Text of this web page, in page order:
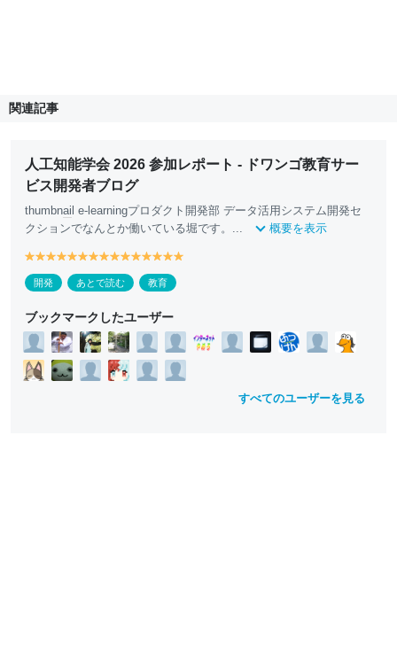
関連記事
人工知能学会 2026 参加レポート - ドワンゴ教育サー
ビス開発者ブログ
thumbnai l e-learningプロダクト開発部 データ活用システム開発セ
クションでなんとか働いている堀です。...
概要を表示
y
e
ll
w
y
e
ll
o
w
y
e
ll
w
y
e
ll
w
y
e
ll
w
y
e
ll
w
y
e
ll
w
y
e
ll
w
y
e
ll
w
y
e
ll
w
y
e
ll
w
y
e
ll
w
y
e
ll
o
w
y
e
ll
e
ll
開発 あとで読む 教育
ブックマークしたユーザー
すべてのユーザーを見る